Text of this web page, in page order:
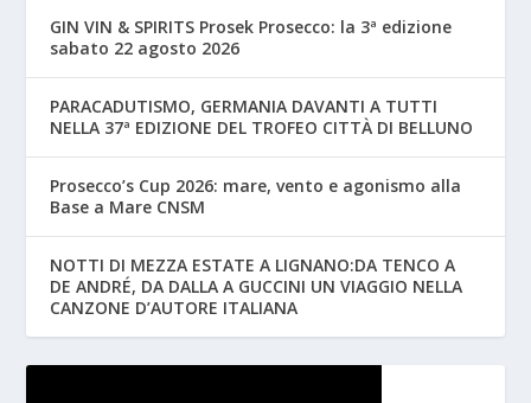
GIN VIN & SPIRITS Prosek Prosecco: la 3ª edizione
sabato 22 agosto 2026
PARACADUTISMO, GERMANIA DAVANTI A TUTTI
NELLA 37ª EDIZIONE DEL TROFEO CITTÀ DI BELLUNO
Prosecco’s Cup 2026: mare, vento e agonismo alla
Base a Mare CNSM
NOTTI DI MEZZA ESTATE A LIGNANO:DA TENCO A
DE ANDRÉ, DA DALLA A GUCCINI UN VIAGGIO NELLA
CANZONE D’AUTORE ITALIANA